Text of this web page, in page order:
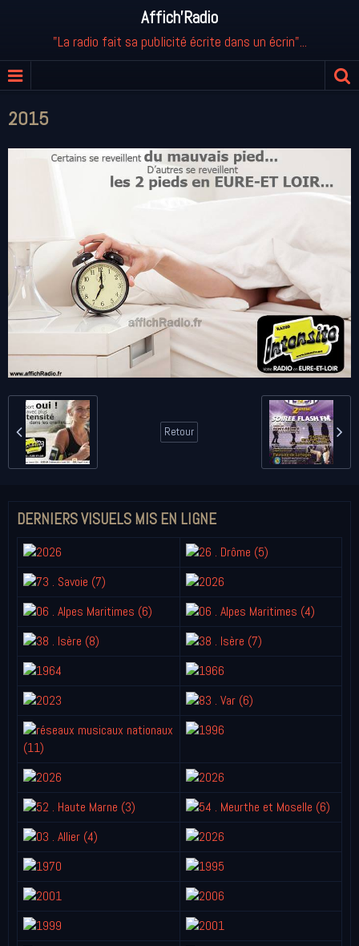
Affich'Radio
"La radio fait sa publicité écrite dans un écrin"...
2015
Retour
DERNIERS VISUELS MIS EN LIGNE